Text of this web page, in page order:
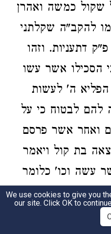
כמשה ואהרן
להקב"ה שקלתני
דתעניות. וזהו
הסכילו אשר עשו
הפליא ה' לעשות
להם לבטוח כי על
ואחר אשר פרסם
בת קול ויאמר
עשה וכו' כלומר
ע"י משה ואהרן
אחר שאני
We use cookies to give you
our site. Click OK to